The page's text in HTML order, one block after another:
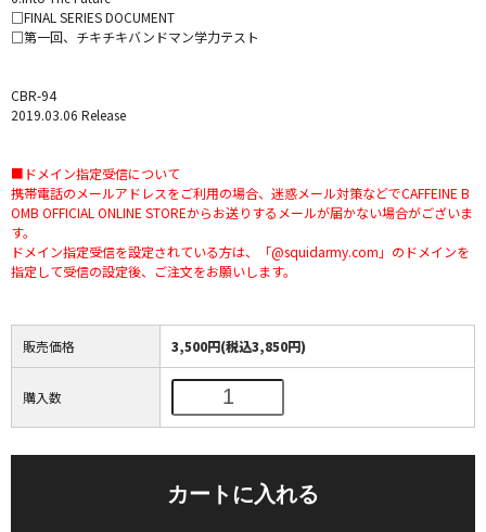
□FINAL SERIES DOCUMENT
□第一回、チキチキバンドマン学力テスト
CBR-94
2019.03.06 Release
■ドメイン指定受信について
携帯電話のメールアドレスをご利用の場合、迷惑メール対策などでCAFFEINE B
OMB OFFICIAL ONLINE STOREからお送りするメールが届かない場合がございま
す。
ドメイン指定受信を設定されている方は、「@squidarmy.com」のドメインを
指定して受信の設定後、ご注文をお願いします。
販売価格 3,500円(税込3,850円)
購入数